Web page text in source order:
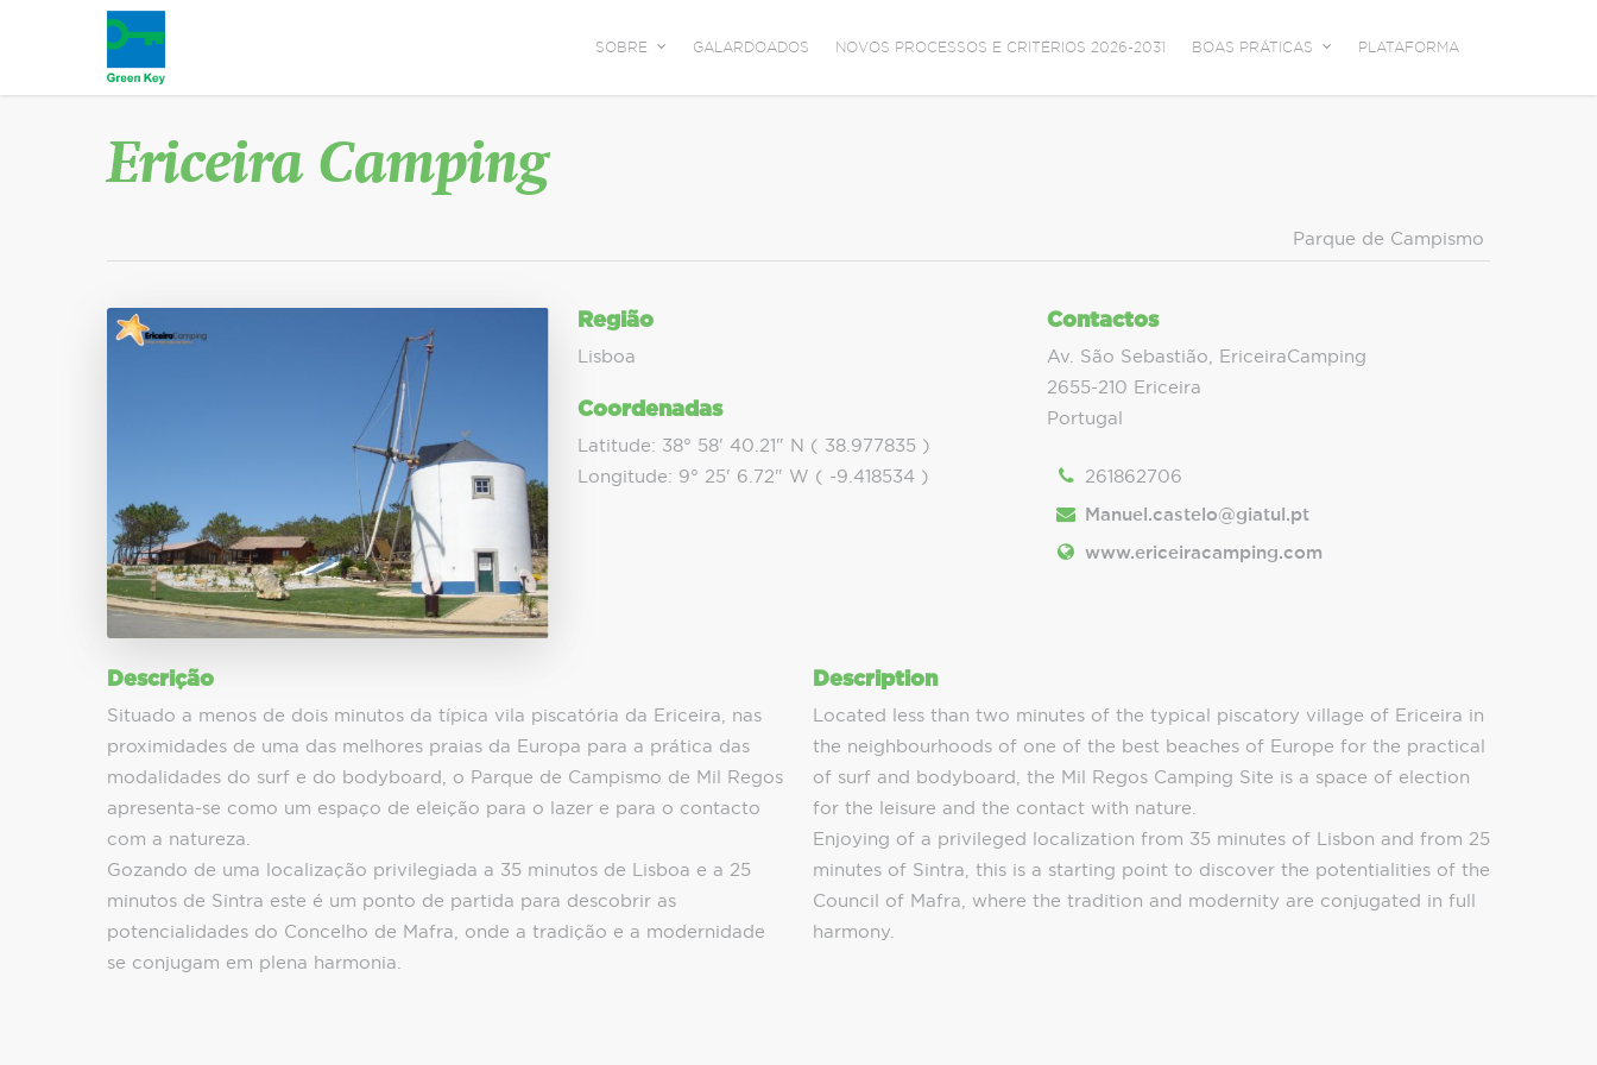
SOBRE GALARDOADOS NOVOS PROCESSOS E CRITÉRIOS 2026-2031 BOAS PRÁTICAS PLATAFORMA
Ericeira Camping
Parque de Campismo
Região
Lisboa
Coordenadas
Latitude: 38° 58' 40.21" N ( 38.977835 )
Longitude: 9° 25' 6.72" W ( -9.418534 )
Contactos
Av. São Sebastião, EriceiraCamping
2655-210 Ericeira
Portugal
261862706
Manuel.castelo@giatul.pt
www.ericeiracamping.com
Descrição
Situado a menos de dois minutos da típica vila piscatória da Ericeira, nas
proximidades de uma das melhores praias da Europa para a prática das
modalidades do surf e do bodyboard, o Parque de Campismo de Mil Regos
apresenta-se como um espaço de eleição para o lazer e para o contacto
com a natureza.
Gozando de uma localização privilegiada a 35 minutos de Lisboa e a 25
minutos de Sintra este é um ponto de partida para descobrir as
potencialidades do Concelho de Mafra, onde a tradição e a modernidade
se conjugam em plena harmonia.
Description
Located less than two minutes of the typical piscatory village of Ericeira in
the neighbourhoods of one of the best beaches of Europe for the practical
of surf and bodyboard, the Mil Regos Camping Site is a space of election
for the leisure and the contact with nature.
Enjoying of a privileged localization from 35 minutes of Lisbon and from 25
minutes of Sintra, this is a starting point to discover the potentialities of the
Council of Mafra, where the tradition and modernity are conjugated in full
harmony.